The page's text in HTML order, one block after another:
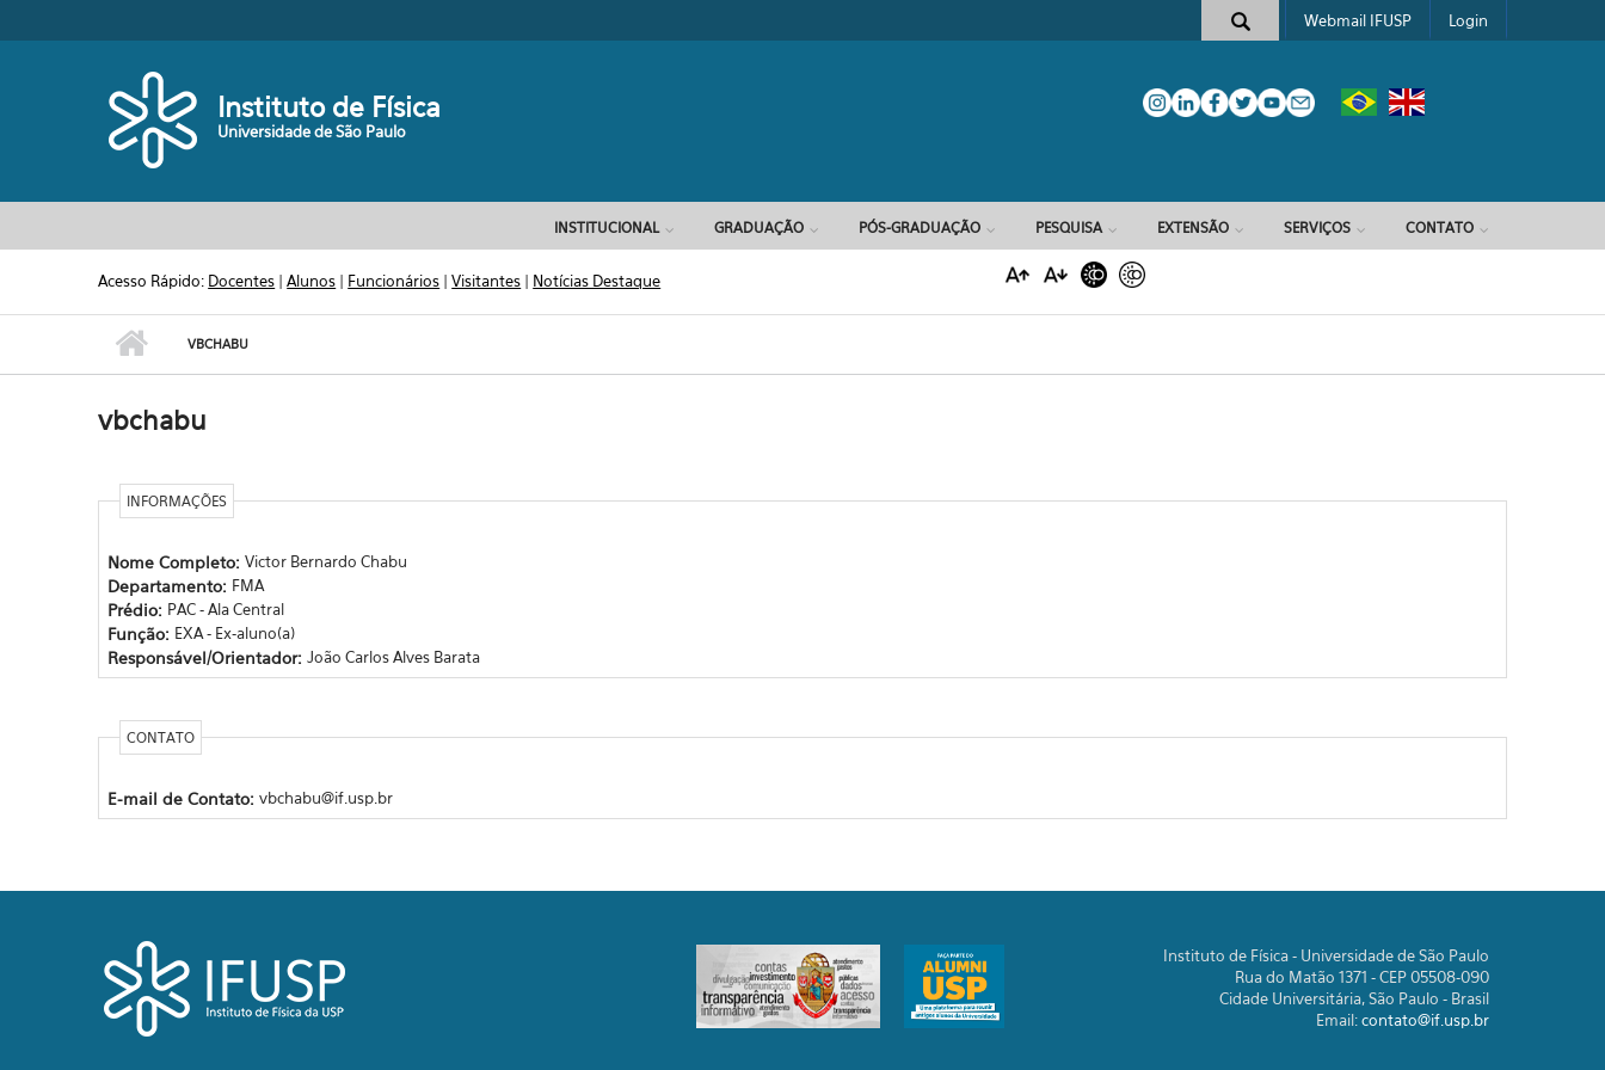
Formulário de busca
Webmail IFUSP Login
Instituto de Física
Universidade de São Paulo
INSTITUCIONAL GRADUAÇÃO PÓS-GRADUAÇÃO PESQUISA EXTENSÃO SERVIÇOS CONTATO
Acesso Rápido: Docentes |Alunos | Funcionários |Visitantes | Notícias Destaque
VBCHABU
vbchabu
INFORMAÇÕES
Nome Completo: Victor Bernardo Chabu
Departamento: FMA
Prédio: PAC - Ala Central
Função: EXA - Ex-aluno(a)
Responsável/Orientador: João Carlos Alves Barata
CONTATO
E-mail de Contato: vbchabu@if.usp.br
Instituto de Física - Universidade de São Paulo
Rua do Matão 1371 - CEP 05508-090
Cidade Universitária, São Paulo - Brasil
Email:contato@if.usp.br